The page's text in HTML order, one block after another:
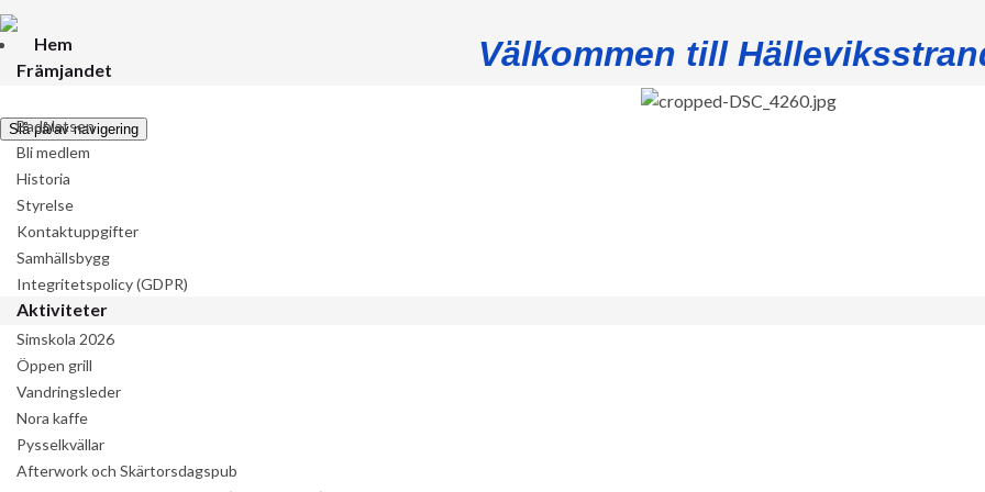
Välkommen till
Slå på/av navigering
Hem
Främjandet
Badplatsen
Bli medlem
Historia
Styrelse
Kontaktuppgifter
Samhällsbygg
Integritetspolicy (GDPR)
Aktiviteter
Simskola 2026
Öppen grill
Vandringsleder
Nora kaffe
Pysselkvällar
Afterwork och Skärtorsdagspub